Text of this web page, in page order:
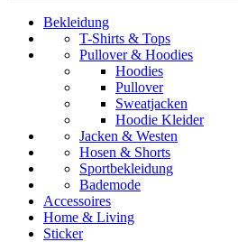
Bekleidung
T-Shirts & Tops
Pullover & Hoodies
Hoodies
Pullover
Sweatjacken
Hoodie Kleider
Jacken & Westen
Hosen & Shorts
Sportbekleidung
Bademode
Accessoires
Home & Living
Sticker